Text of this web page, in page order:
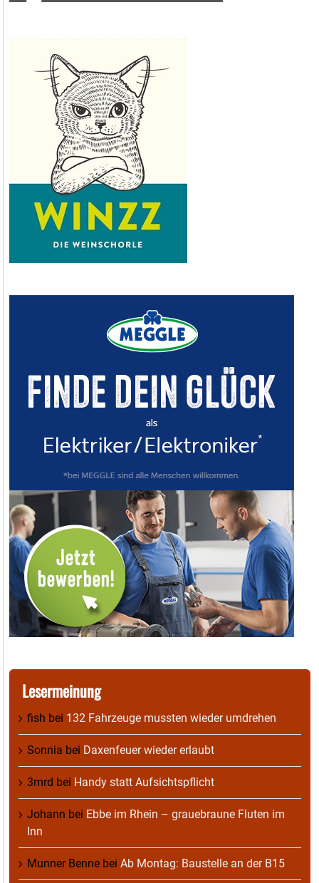
Lesermeinung
fish bei 132 Fahrzeuge mussten wieder umdrehen
Sonnia bei Daxenfeuer wieder erlaubt
3mrd bei Handy statt Aufsichtspflicht
Johann bei Ebbe im Rhein – grauebraune Fluten im
Inn
Munner Benne bei Ab Montag: Baustelle an der B15